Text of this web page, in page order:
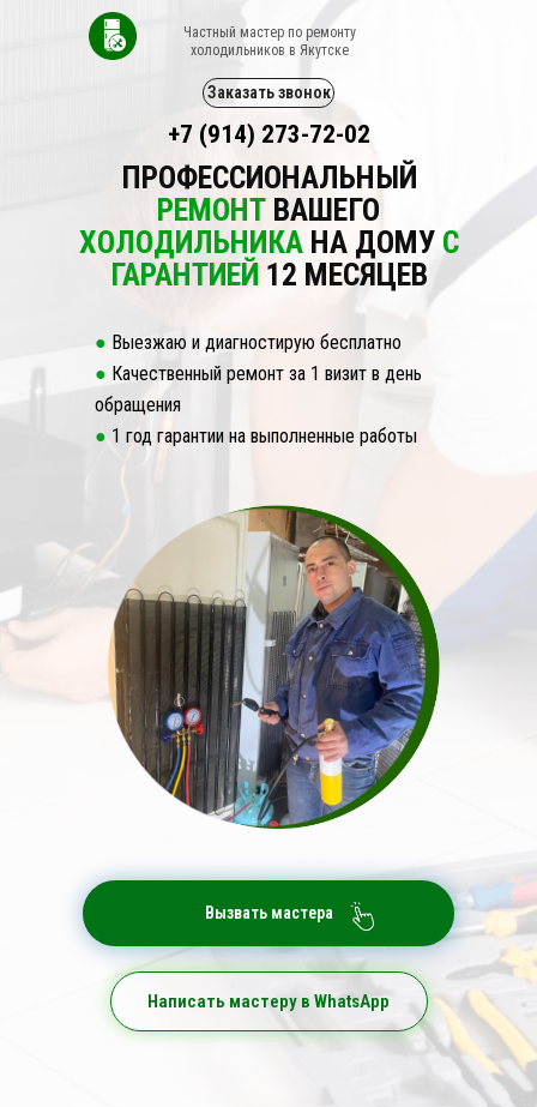
ПРОФЕССИОНАЛЬНЫЙ
РЕМОНТ ВАШЕГО
ХОЛОДИЛЬНИКАНА ДОМУ С
ГАРАНТИЕЙ 12 МЕСЯЦЕВ
Частный мастер по ремонту
холодильников в Якутске
● Выезжаю и диагностирую бесплатно
● Качественный ремонт за 1 визит в день
обращения
● 1 год гарантии на выполненные работы
Заказать звонок
+7 (914) 273-72-02
Вызвать мастера
Написать мастеру в WhatsApp